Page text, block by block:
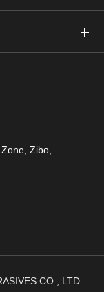
Zibo,
CO., LTD.